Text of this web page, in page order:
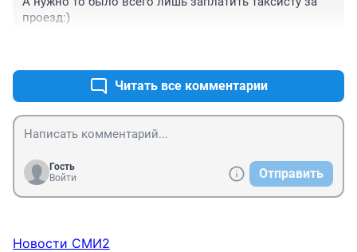
проезд:)
Читать все комментарии
Гость
Войти
Отправить
Новости СМИ2